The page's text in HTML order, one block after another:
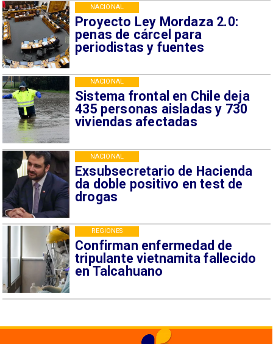
Proyecto Ley Mordaza 2.0:
penas de cárcel para
periodistas y fuentes
NACIONAL
Sistema frontal en Chile deja
435 personas aisladas y 730
viviendas afectadas
NACIONAL
Exsubsecretario de Hacienda
da doble positivo en test de
drogas
NACIONAL
Confirman enfermedad de
tripulante vietnamita fallecido
en Talcahuano
REGIONES